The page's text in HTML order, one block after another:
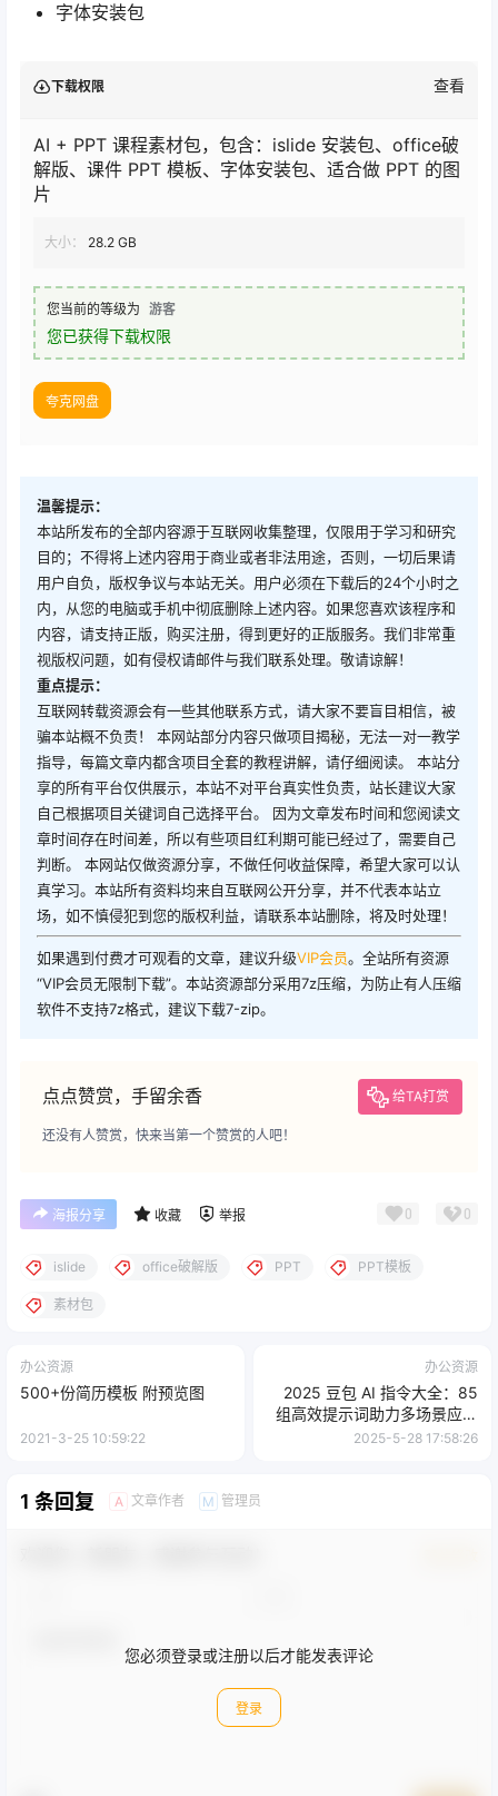
字体安装包
下载权限 查看
AI + PPT 课程素材包，包含：islide 安装包、office破
解版、课件 PPT 模板、字体安装包、适合做 PPT 的图
片
大小： 28.2 GB
您当前的等级为 游客
您已获得下载权限
夸克网盘
温馨提示：
本站所发布的全部内容源于互联网收集整理，仅限用于学习和研究
目的；不得将上述内容用于商业或者非法用途，否则，一切后果请
用户自负，版权争议与本站无关。用户必须在下载后的24个小时之
内，从您的电脑或手机中彻底删除上述内容。如果您喜欢该程序和
内容，请支持正版，购买注册，得到更好的正版服务。我们非常重
视版权问题，如有侵权请邮件与我们联系处理。敬请谅解！
重点提示：
互联网转载资源会有一些其他联系方式，请大家不要盲目相信，被
骗本站概不负责！ 本网站部分内容只做项目揭秘，无法一对一教学
指导，每篇文章内都含项目全套的教程讲解，请仔细阅读。 本站分
享的所有平台仅供展示，本站不对平台真实性负责，站长建议大家
自己根据项目关键词自己选择平台。 因为文章发布时间和您阅读文
章时间存在时间差，所以有些项目红利期可能已经过了，需要自己
判断。 本网站仅做资源分享，不做任何收益保障，希望大家可以认
真学习。本站所有资料均来自互联网公开分享，并不代表本站立
场，如不慎侵犯到您的版权利益，请联系本站删除，将及时处理！
如果遇到付费才可观看的文章，建议升级VIP会员。全站所有资源
“VIP会员无限制下载”。本站资源部分采用7z压缩，为防止有人压缩
软件不支持7z格式，建议下载7-zip。
点点赞赏，手留余香 给TA打赏
还没有人赞赏，快来当第一个赞赏的人吧！
海报分享 收藏 举报 0 0
islide office破解版 PPT PPT模板
素材包
办公资源
500+份简历模板 附预览图
2021-3-25 10:59:22
办公资源
2025 豆包 AI 指令大全：85
组高效提示词助力多场景应用
【文档教程】
2025-5-28 17:58:26
1 条回复 A 文章作者 M 管理员
您必须登录或注册以后才能发表评论
登录